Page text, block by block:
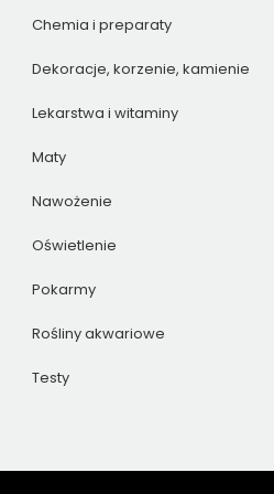
Chemia i preparaty
Dekoracje, korzenie, kamienie
Lekarstwa i witaminy
Maty
Nawożenie
Oświetlenie
Pokarmy
Rośliny akwariowe
Testy